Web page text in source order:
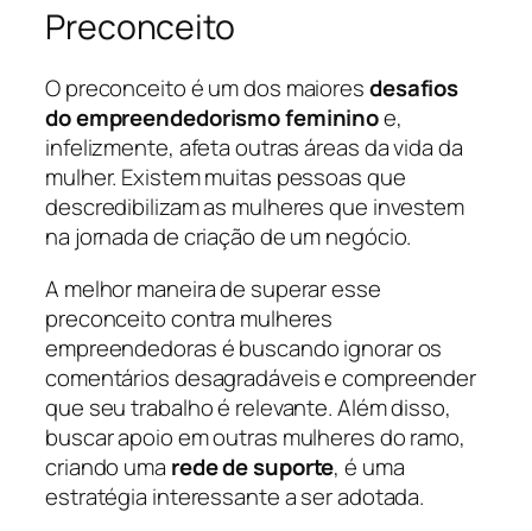
Preconceito
O preconceito é um dos maioresdesafios
do empreendedorismo femininoe,
infelizmente, afeta outras áreas da vida da
mulher. Existem muitas pessoas que
descredibilizam as mulheres que investem
na jornada de criação de um negócio.
A melhor maneira de superar esse
preconceito contra mulheres
empreendedoras é buscando ignorar os
comentários desagradáveis e compreender
que seu trabalho é relevante. Além disso,
buscar apoio em outras mulheres do ramo,
criando uma rede de suporte, é uma
estratégia interessante a ser adotada.